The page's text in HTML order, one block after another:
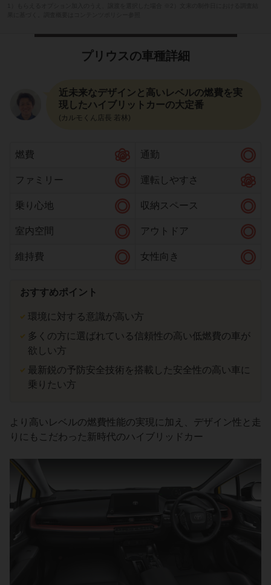
プリウスの車種詳細
近未来なデザインと高いレベルの燃費を実
現したハイブリットカーの大定番
(カルモくん店長 若林)
燃費 通勤
ファミリー 運転しやすさ
乗り心地 収納スペース
室内空間 アウトドア
維持費 女性向き
おすすめポイント
環境に対する意識が高い方
多くの方に選ばれている信頼性の高い低燃費の車が
欲しい方
最新鋭の予防安全技術を搭載した安全性の高い車に
乗りたい方
より高いレベルの燃費性能の実現に加え、デザイン性と走
りにもこだわった新時代のハイブリッドカー